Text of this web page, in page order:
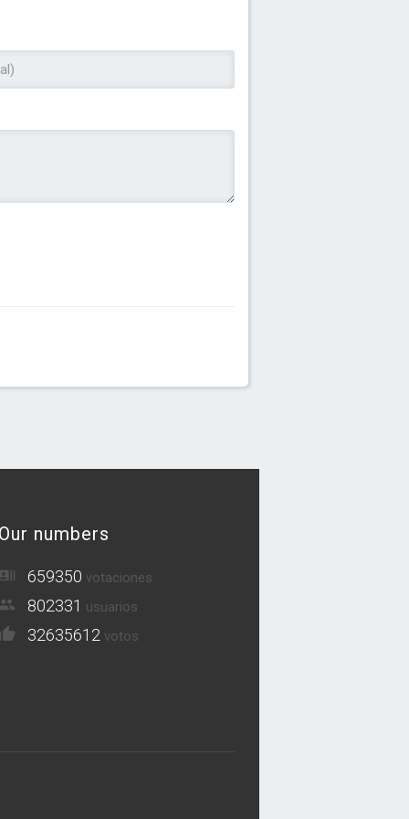
numbers
659350 votaciones
802331 usuarios
32635612 votos